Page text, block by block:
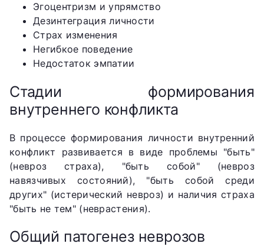
Эгоцентризм и упрямство
Дезинтеграция личности
Страх изменения
Негибкое поведение
Недостаток эмпатии
Стадии формирования
внутреннего конфликта
В процессе формирования личности внутренний
конфликт развивается в виде проблемы "быть"
(невроз страха), "быть собой" (невроз
навязчивых состояний), "быть собой среди
других" (истерический невроз) и наличия страха
"быть не тем" (неврастения).
Общий патогенез неврозов